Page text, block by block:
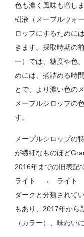
色も濃く風味も増しま
樹液（メープルウォ
ロップにするために
きます。採取時期の
ー）では、糖度や色
めには、煮詰める時
とで、より濃い色の
メープルシロップの
す。
メープルシロップの
が繊細なものほど
2016年までの旧表
ライト → ライ
ダークと分類されて
もあり、2017年から
（カラー）、味わい